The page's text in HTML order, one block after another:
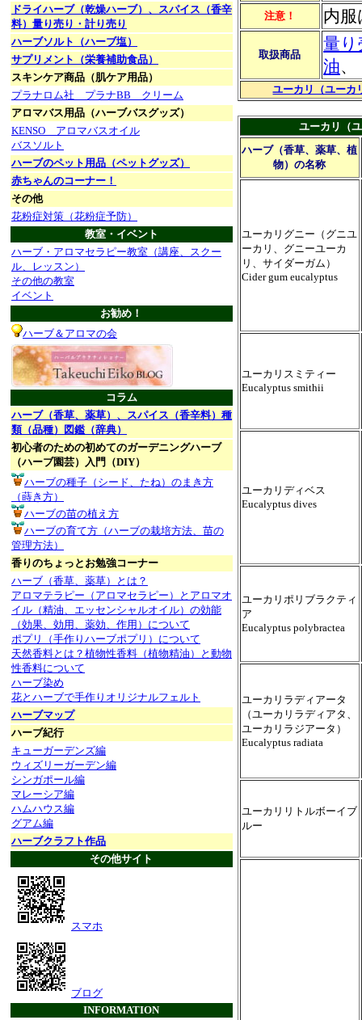
注意！ 内
取扱商品
量
油、
ユーカリ（ユーカ
ユーカリ（
ハーブ（香草、薬草、植
物）の名称
ユーカリグニー（グニユ
ーカリ、グニーユーカ
リ、サイダーガム）
Cider gum eucalyptus
ユーカリスミティー
Eucalyptus smithii
ユーカリディベス
Eucalyptus dives
ユーカリポリブラクティ
ア
Eucalyptus polybractea
ユーカリラディアータ
（ユーカリラディアタ、
ユーカリラジアータ）
Eucalyptus radiata
ユーカリリトルボーイブ
ルー
ドライハーブ（乾燥ハーブ）、スパイス（香辛
料）量り売り・計り売り
ハーブソルト（ハーブ塩）
サプリメント（栄養補助食品）
スキンケア商品（肌ケア用品）
プラナロム社 プラナBB クリーム
アロマバス用品（ハーブバスグッズ）
KENSO アロマバスオイル
バスソルト
ハーブのペット用品（ペットグッズ）
赤ちゃんのコーナー！
その他
花粉症対策（花粉症予防）
教室・イベント
ハーブ・アロマセラピー教室（講座、スクー
ル、レッスン）
その他の教室
イベント
お勧め！
ハーブ＆アロマの会
コラム
ハーブ（香草、薬草）、スパイス（香辛料）種
類（品種）図鑑（辞典）
初心者のための初めてのガーデニングハーブ
（ハーブ園芸）入門（DIY）
ハーブの種子（シード、たね）のまき方
（蒔き方）
ハーブの苗の植え方
ハーブの育て方（ハーブの栽培方法、苗の
管理方法）
香りのちょっとお勉強コーナー
ハーブ（香草、薬草）とは？
アロマテラピー（アロマセラピー）とアロマオ
イル（精油、エッセンシャルオイル）の効能
（効果、効用、薬効、作用）について
ポプリ（手作りハーブポプリ）について
天然香料とは？植物性香料（植物精油）と動物
性香料について
ハーブ染め
花とハーブで手作りオリジナルフェルト
ハーブマップ
ハーブ紀行
キューガーデンズ編
ウィズリーガーデン編
シンガポール編
マレーシア編
ハムハウス編
グアム編
ハーブクラフト作品
その他サイト
スマホ
ブログ
INFORMATION